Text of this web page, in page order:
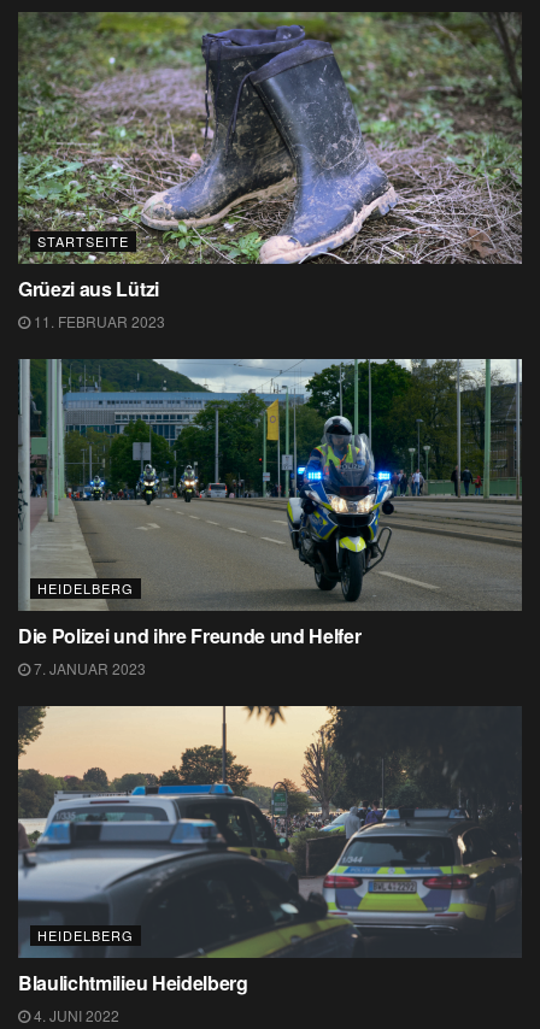
STARTSEITE
Grüezi aus Lützi
11. FEBRUAR 2023
HEIDELBERG
Die Polizei und ihre Freunde und Helfer
7. JANUAR 2023
HEIDELBERG
Blaulichtmilieu Heidelberg
4. JUNI 2022